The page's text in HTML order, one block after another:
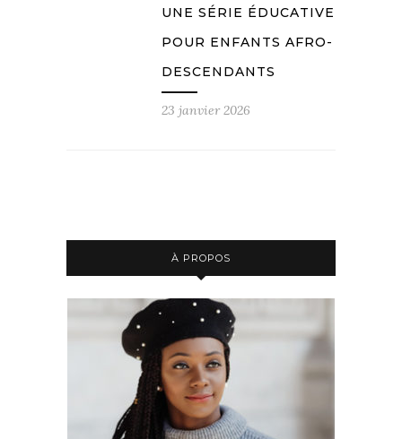
UNE SÉRIE ÉDUCATIVE
POUR ENFANTS AFRO-
DESCENDANTS
23 janvier 2026
À PROPOS